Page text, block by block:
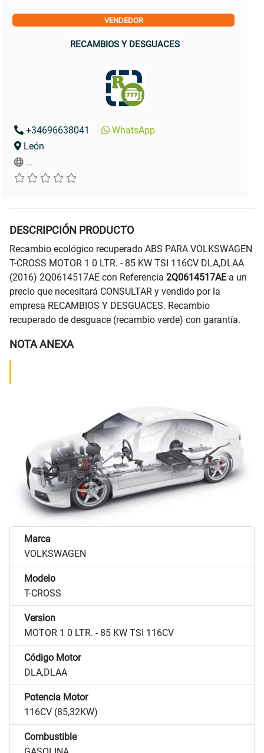
VENDEDOR
RECAMBIOS Y DESGUACES
+34696638041
WhatsApp
León
...
DESCRIPCIÓN PRODUCTO
Recambio ecológico recuperado ABS PARA VOLKSWAGEN
T-CROSS MOTOR 1 0 LTR. - 85 KW TSI 116CV DLA,DLAA
(2016) 2Q0614517AE con Referencia 2Q0614517AEa un
precio que necesitará CONSULTAR y vendido por la
empresa RECAMBIOS Y DESGUACES. Recambio
recuperado de desguace (recambio verde) con garantía.
NOTA ANEXA
Marca
VOLKSWAGEN
Modelo
T-CROSS
Version
MOTOR 1 0 LTR. - 85 KW TSI 116CV
Código Motor
DLA,DLAA
Potencia Motor
116CV (85,32KW)
Combustible